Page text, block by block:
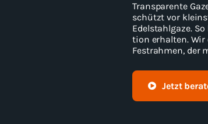
Trans­pa­ren­te
schützt vor
Edel­stahl­ga­ze.
ti­on er­hal­ten. Wir
Festrahmen, der
Jetzt